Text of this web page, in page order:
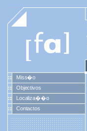
Miss�o
Objectivos
Localiza��o
Contactos